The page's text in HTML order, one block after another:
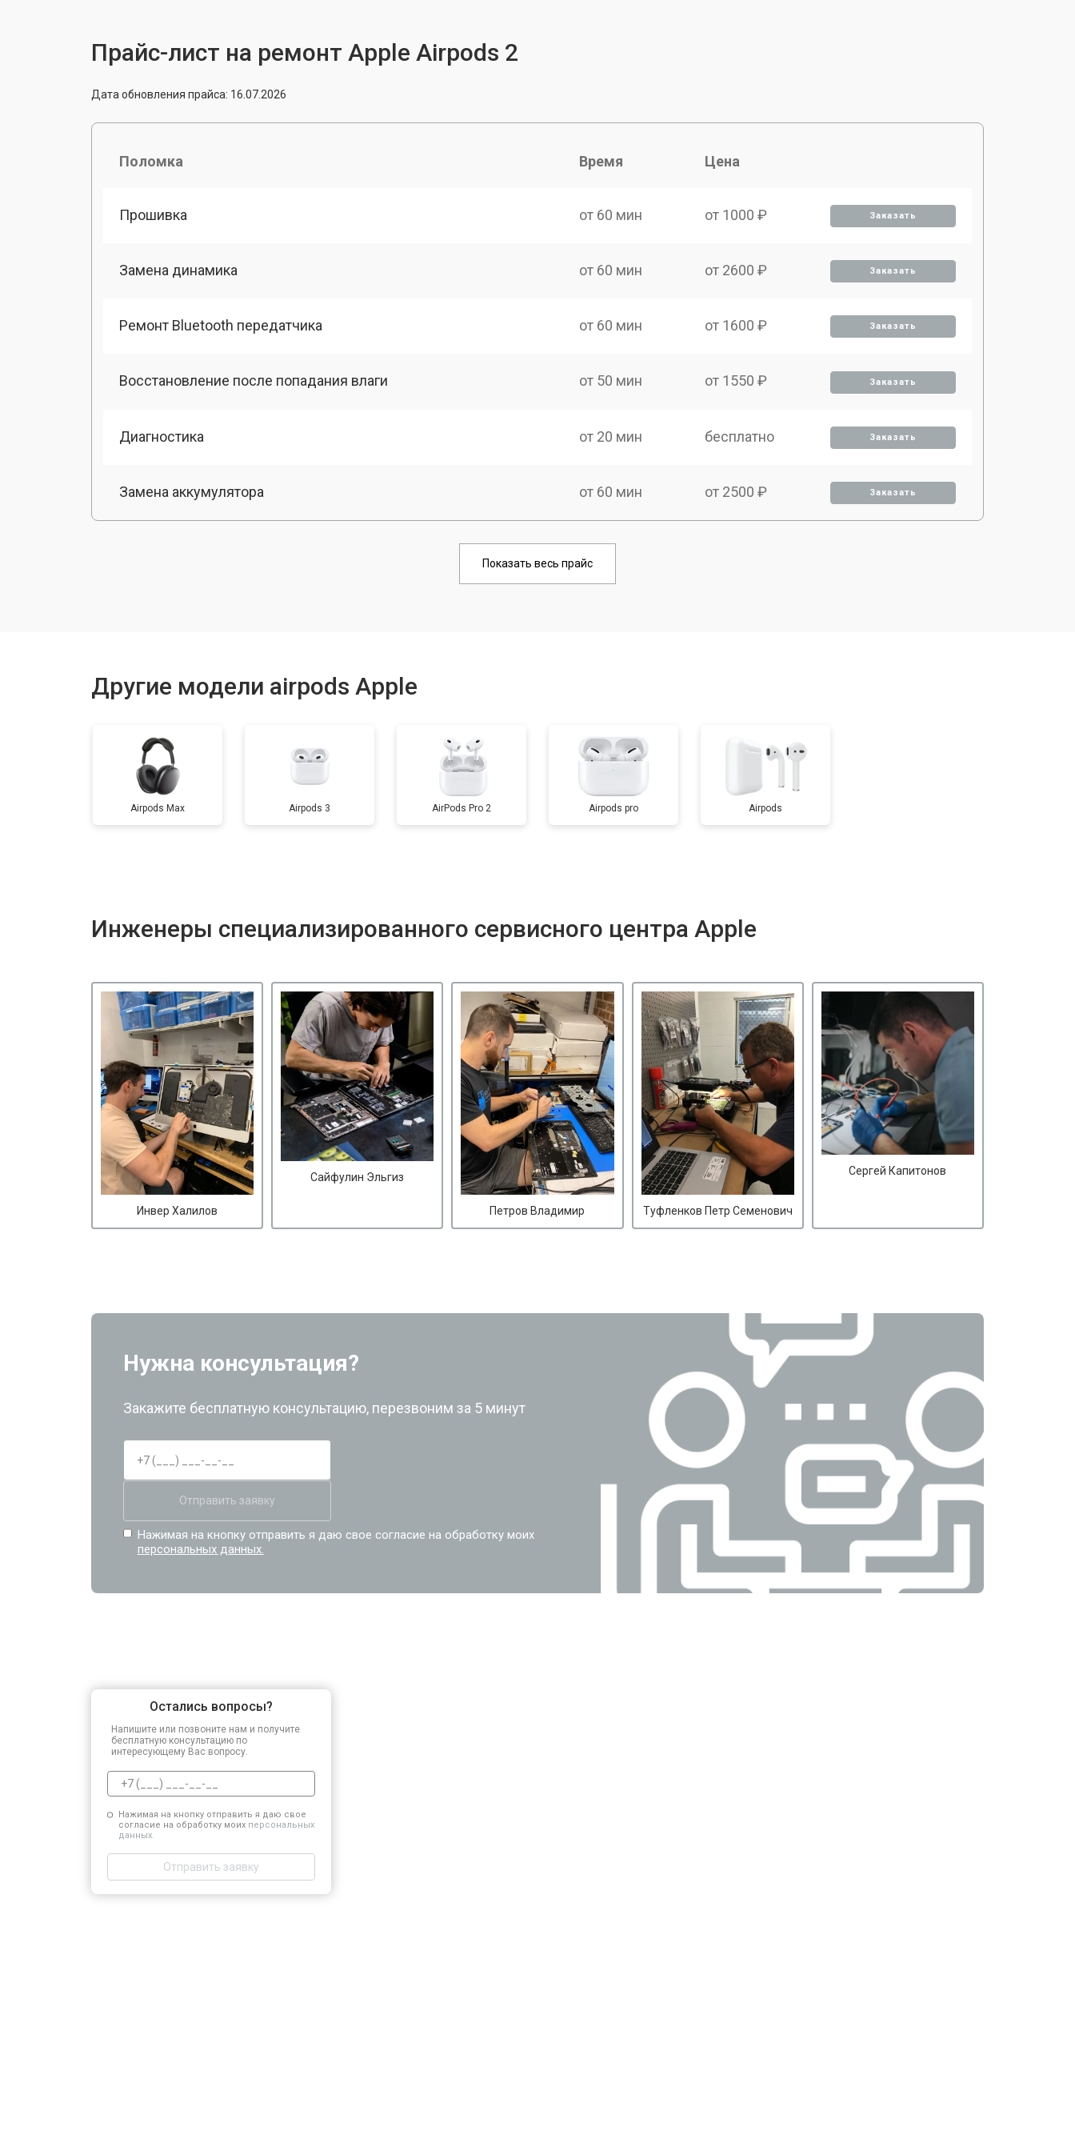
Прайс-лист на ремонт Apple Airpods 2
Дата обновления прайса: 16.07.2026
Поломка Время Цена
Прошивка от 60 мин от 1000 ₽ Заказать
Замена динамика от 60 мин от 2600 ₽ Заказать
Ремонт Bluetooth передатчика от 60 мин от 1600 ₽ Заказать
Восстановление после попадания влаги от 50 мин от 1550 ₽ Заказать
Диагностика от 20 мин бесплатно Заказать
Замена аккумулятора от 60 мин от 2500 ₽ Заказать
от 80 мин
Показать весь прайс
Другие модели airpods Apple
Airpods Max Airpods 3 AirPods Pro 2 Airpods pro Airpods
Инженеры специализированного сервисного центра Apple
Инвер Халилов
Сайфулин Эльгиз
Петров Владимир Туфленков Петр Семенович
Сергей Капитонов
Нужна консультация?
Закажите бесплатную консультацию, перезвоним за 5 минут
Отправить заявку
Нажимая на кнопку отправить я даю свое согласие на обработку моих
персональных данных.
Остались вопросы?
Напишите или позвоните нам и получите
бесплатную консультацию по
интересующему Вас вопросу.
Нажимая на кнопку отправить я даю свое
согласие на обработку моих персональных
данных.
Отправить заявку